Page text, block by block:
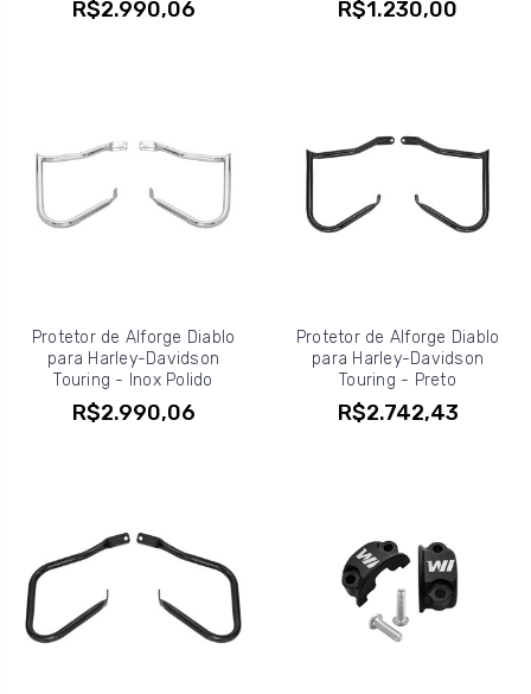
R$2.990,06 R$1.230,00
Protetor de Alforge Diablo
para Harley-Davidson
Touring - Inox Polido
R$2.990,06
Protetor de Alforge Diablo
para Harley-Davidson
Touring - Preto
R$2.742,43